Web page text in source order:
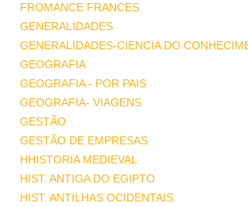
FROMANCE FRANCES
GENERALIDADES
GENERALIDADES-CIENCIA DO
GEOGRAFIA
GEOGRAFIA - POR PAIS
GEOGRAFIA- VIAGENS
GESTÃO
GESTÃO DE EMPRESAS
HHISTORIA MEDIEVAL
HIST. ANTIGA DO EGIPTO
HIST. ANTILHAS OCIDENTAIS